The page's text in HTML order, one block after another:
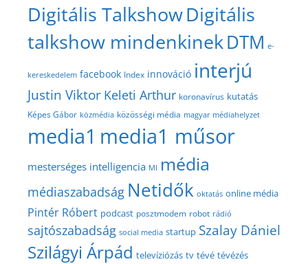
Digitális TalkshowDigitális
talkshow mindenkinekDTM e-
kereskedelem facebook Index innováció interjú
Justin Viktor Keleti Arthur koronavírus kutatás
Képes Gábor közmédia közösségi média magyar médiahelyzet
media1 media1 műsor
mesterséges intelligencia MI média
médiaszabadság Netidők oktatás online média
Pintér Róbert podcast posztmodem robot rádió
sajtószabadság social media startup Szalay Dániel
Szilágyi Árpád televíziózás tv tévé tévézés